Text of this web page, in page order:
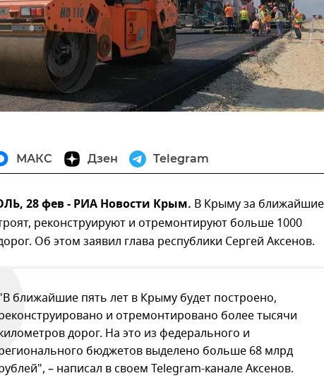
МАКС Дзен Telegram
28 фев - РИА Новости Крым. В Крыму за ближайшие
реконструируют и отремонтируют больше 1000
Об этом заявил глава республики Сергей Аксенов.
ближайшие пять лет в Крыму будет построено,
и отремонтировано более тысячи
дорог. На это из федерального и
бюджетов выделено больше 68 млрд
– написал в своем Telegram-канале Аксенов.